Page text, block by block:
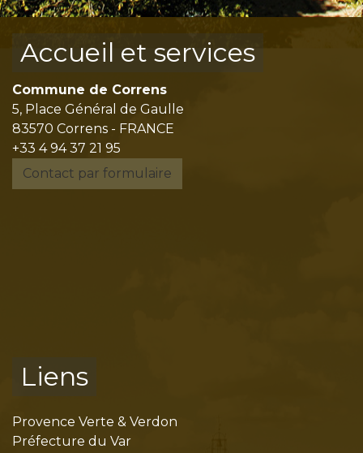
Accueil et services
Commune de Correns
5, Place Général de Gaulle
83570 Correns - FRANCE
+33 4 94 37 21 95
Contact par formulaire
Liens
Provence Verte & Verdon
Préfecture du Var